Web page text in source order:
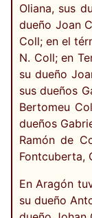
Oliana, sus
dueño Joan
Coll; en el
N. Coll; en
su dueño
sus dueños
Bertomeu
dueños
Ramón de
Fontcuberta,
En Aragón
su dueño